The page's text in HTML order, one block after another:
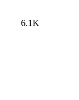
6.1K